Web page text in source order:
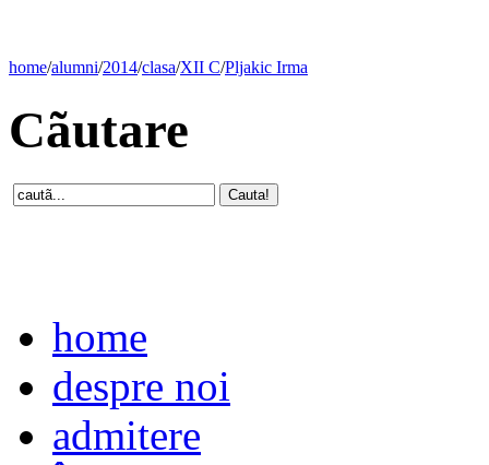
home/alumni/2014/clasa/XII C/Pljakic Irma
Cãutare
home
despre noi
admitere